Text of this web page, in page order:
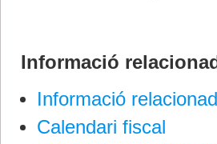
Informació
Informació
Calendari fiscal